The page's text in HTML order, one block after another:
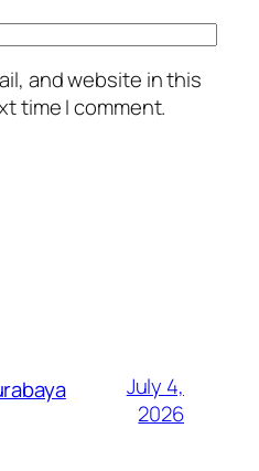
and website in this
time I comment.
July 4,
2026